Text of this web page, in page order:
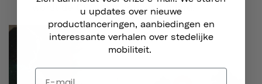
wordt de CO2-uitstoot verminderd.
u updates over nieuwe
productlanceringen, aanbiedingen en
interessante verhalen over stedelijke
mobiliteit.